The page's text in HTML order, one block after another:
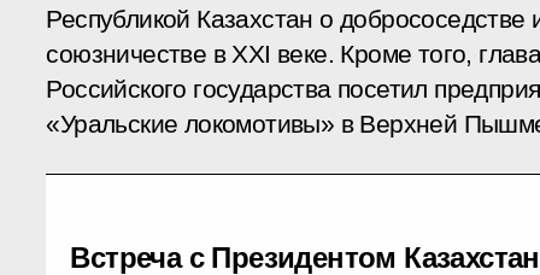
Республикой Казахстан о добрососедстве
союзничестве в ХХI веке. Кроме того,
Российского государства посетил
«Уральские локомотивы» в Верхней
Встреча с Президентом